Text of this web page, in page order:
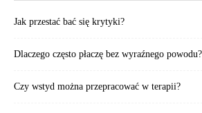
Jak przestać bać się krytyki?
Dlaczego często płaczę bez wyraźnego powodu?
Czy wstyd można przepracować w terapii?